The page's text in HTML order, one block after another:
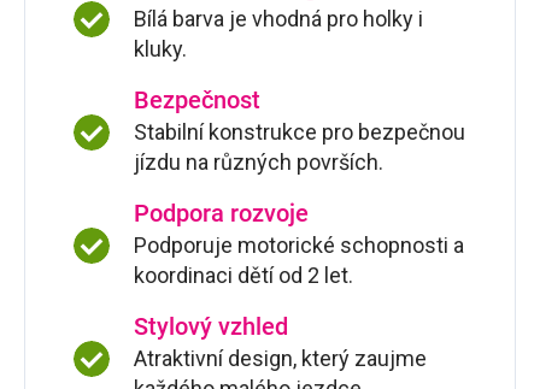
Bílá barva je vhodná pro holky i
kluky.
Bezpečnost
Stabilní konstrukce pro bezpečnou
jízdu na různých površích.
Podpora rozvoje
Podporuje motorické schopnosti a
koordinaci dětí od 2 let.
Stylový vzhled
Atraktivní design, který zaujme